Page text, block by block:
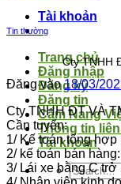
LỖI:
BIỂU MẪU
Tài khoản
Trang chủ
Đăng nhập
Đăng ký
Đăng tin
Cẩm Nang
Thông tin
Tài khoản
Tin thường
Cty TNHH
Đăng vào18/03/
Cty TNHH ĐT VÀ
Cần tuyển:
1/ Kế toán tổng
2/ kế toán bán
3/ Lái xe bằng C trở